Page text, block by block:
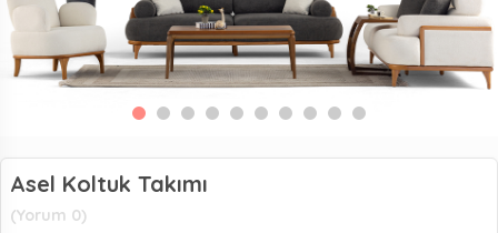
Asel Koltuk Takımı
(Yorum 0)